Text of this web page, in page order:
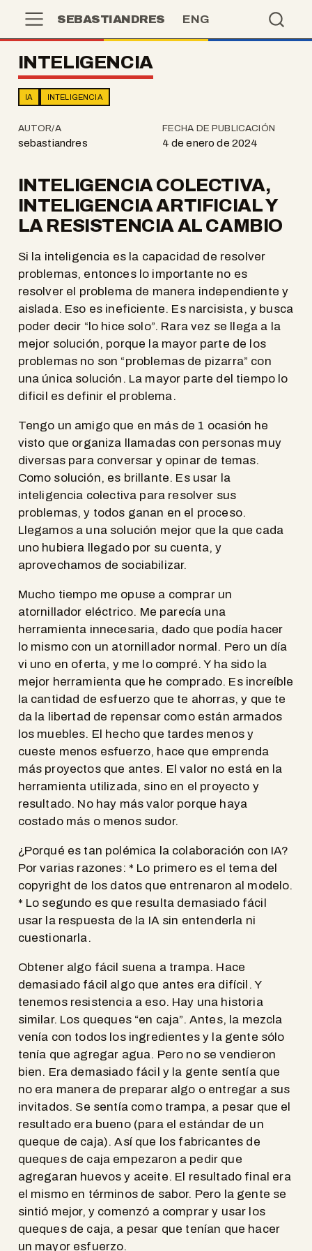
SEBASTIANDRES ENG
INTELIGENCIA
IA INTELIGENCIA
AUTOR/A
sebastiandres
FECHA DE PUBLICACIÓN
4 de enero de 2024
INTELIGENCIA COLECTIVA,
INTELIGENCIA ARTIFICIAL Y
LA RESISTENCIA AL CAMBIO
Si la inteligencia es la capacidad de resolver
problemas, entonces lo importante no es
resolver el problema de manera independiente y
aislada. Eso es ineficiente. Es narcisista, y busca
poder decir “lo hice solo”. Rara vez se llega a la
mejor solución, porque la mayor parte de los
problemas no son “problemas de pizarra” con
una única solución. La mayor parte del tiempo lo
dificil es definir el problema.
Tengo un amigo que en más de 1 ocasión he
visto que organiza llamadas con personas muy
diversas para conversar y opinar de temas.
Como solución, es brillante. Es usar la
inteligencia colectiva para resolver sus
problemas, y todos ganan en el proceso.
Llegamos a una solución mejor que la que cada
uno hubiera llegado por su cuenta, y
aprovechamos de sociabilizar.
Mucho tiempo me opuse a comprar un
atornillador eléctrico. Me parecía una
herramienta innecesaria, dado que podía hacer
lo mismo con un atornillador normal. Pero un día
vi uno en oferta, y me lo compré. Y ha sido la
mejor herramienta que he comprado. Es increíble
la cantidad de esfuerzo que te ahorras, y que te
da la libertad de repensar como están armados
los muebles. El hecho que tardes menos y
cueste menos esfuerzo, hace que emprenda
más proyectos que antes. El valor no está en la
herramienta utilizada, sino en el proyecto y
resultado. No hay más valor porque haya
costado más o menos sudor.
¿Porqué es tan polémica la colaboración con IA?
Por varias razones: * Lo primero es el tema del
copyright de los datos que entrenaron al modelo.
* Lo segundo es que resulta demasiado fácil
usar la respuesta de la IA sin entenderla ni
cuestionarla.
Obtener algo fácil suena a trampa. Hace
demasiado fácil algo que antes era difícil. Y
tenemos resistencia a eso. Hay una historia
similar. Los queques “en caja”. Antes, la mezcla
venía con todos los ingredientes y la gente sólo
tenía que agregar agua. Pero no se vendieron
bien. Era demasiado fácil y la gente sentía que
no era manera de preparar algo o entregar a sus
invitados. Se sentía como trampa, a pesar que el
resultado era bueno (para el estándar de un
queque de caja). Así que los fabricantes de
queques de caja empezaron a pedir que
agregaran huevos y aceite. El resultado final era
el mismo en términos de sabor. Pero la gente se
sintió mejor, y comenzó a comprar y usar los
queques de caja, a pesar que tenían que hacer
un mayor esfuerzo.